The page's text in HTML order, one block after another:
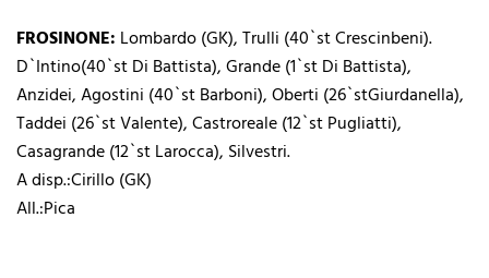
FROSINONE: Lombardo (GK), Trulli (40`st Crescinbeni).
D`Intino(40`st Di Battista), Grande (1`st Di Battista),
Anzidei, Agostini (40`st Barboni), Oberti (26`stGiurdanella),
Taddei (26`st Valente), Castroreale (12`st Pugliatti),
Casagrande (12`st Larocca), Silvestri.
A disp.:Cirillo (GK)
All.:Pica